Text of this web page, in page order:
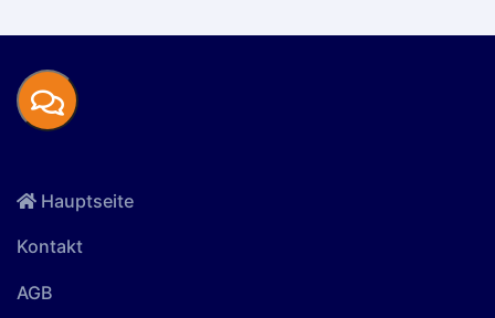
Hauptseite
Kontakt
AGB